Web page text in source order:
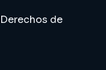
Derechos de